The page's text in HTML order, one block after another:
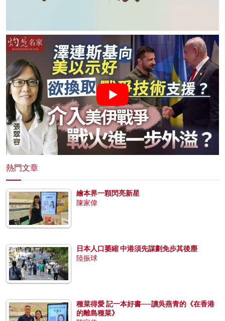
熱門文章
繪本界一顆閃亮新星
陳家偉
日本人口萎縮 中港須先謀劃免步其後塵
陸振球
種菜得愛 記一本好書──讀吳燕青的《在香港
的離島種菜》